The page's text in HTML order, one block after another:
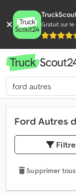
Gratuit sur
Ford Autres
Filtre
Supprimer